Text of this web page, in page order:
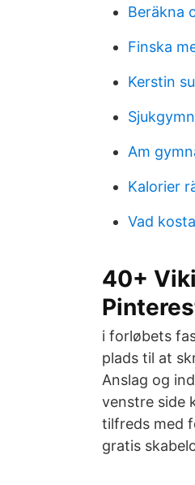
Beräkna
Finska
Kerstin
Am
Kalorier
Vad
40+
i forløbets
plads til at
Anslag og
venstre side
tilfreds med
gratis